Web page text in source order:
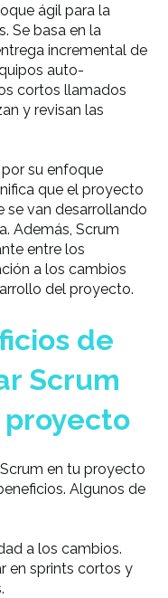
ágil para la
Se basa en la
incremental de
auto-
cortos llamados
y revisan las
su enfoque
que el proyecto
se van desarrollando
Además, Scrum
entre los
a los cambios
del proyecto.
de
Scrum
en tu proyecto
Algunos de
a los cambios.
en sprints cortos y